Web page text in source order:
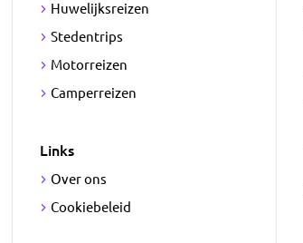
Huwelijksreizen
Stedentrips
Motorreizen
Camperreizen
Links
Over ons
Cookiebeleid